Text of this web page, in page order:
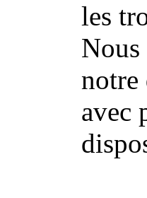
les
Nous
notre
avec